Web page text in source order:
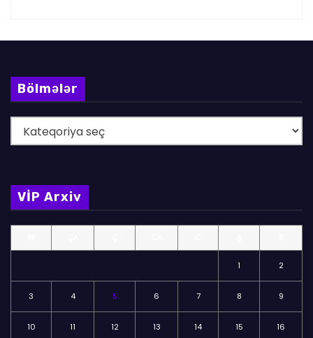
Bölmələr
ö
m
l
VİP Arxiv
1 2
3 4 5 6 7 8 9
10 11 12 13 14 15 16